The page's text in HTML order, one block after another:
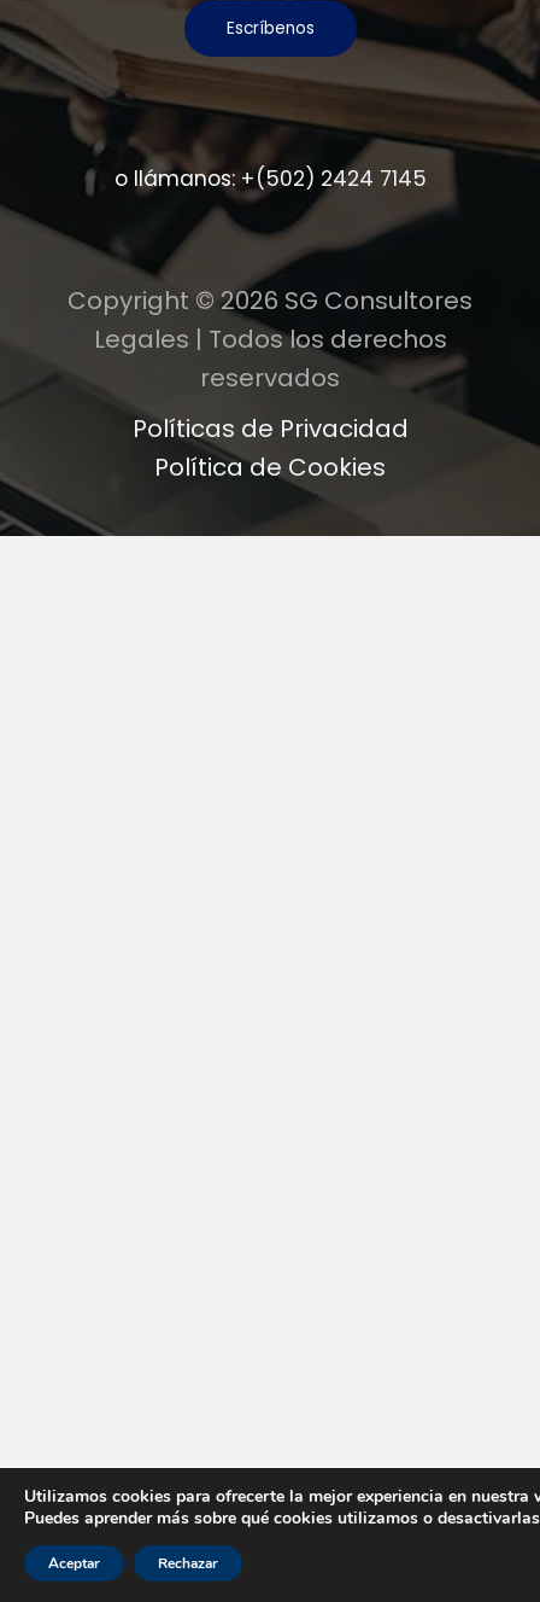
Escríbenos
o llámanos: +(502) 2424 7145
Copyright © 2026 SG Consultores
Legales | Todos los derechos
reservados
Políticas de Privacidad
Política de Cookies
Utilizamos cookies para ofrecerte la mejor experiencia en nuestra
Puedes aprender más sobre qué cookies utilizamos o
Aceptar Rechazar